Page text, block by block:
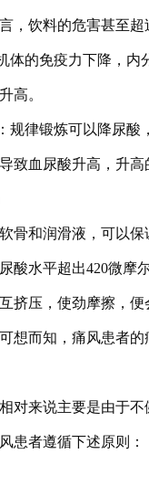
，饮料的危害甚至超
体的免疫力下降，
高。
规律锻炼可以降尿
致血尿酸升高，升
骨和润滑液，可以
酸水平超出420微摩
挤压，使劲摩擦，
想而知，痛风患者的
对来说主要是由于
患者遵循下述原则：